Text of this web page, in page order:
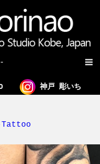
神戸 彫いち
-Tattoo